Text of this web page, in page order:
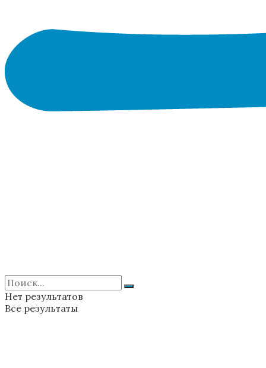
Нет результатов
Все результаты